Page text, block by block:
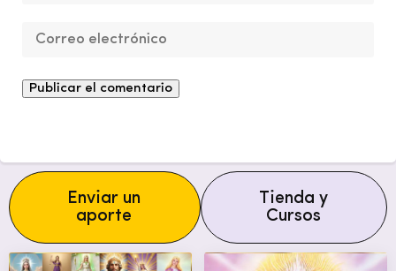
Enviar un
aporte
Tienda y
Cursos